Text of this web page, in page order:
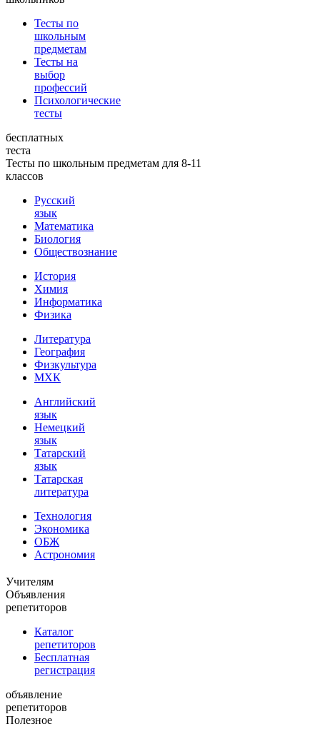
Тесты по
школьным
предметам
Тесты на
выбор
профессий
Психологические
тесты
бесплатных
теста
Тесты по школьным предметам для 8-11
классов
Русский
язык
Математика
Биология
Обществознание
История
Химия
Информатика
Физика
Литература
География
Физкультура
МХК
Английский
язык
Немецкий
язык
Татарский
язык
Татарская
литература
Технология
Экономика
ОБЖ
Астрономия
Учителям
Объявления
репетиторов
Каталог
репетиторов
Бесплатная
регистрация
объявление
репетиторов
Полезное